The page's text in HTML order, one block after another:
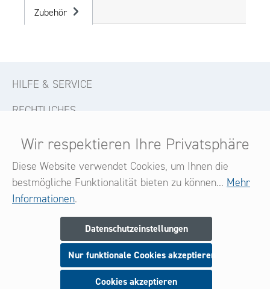
Zubehör
HILFE & SERVICE
RECHTLICHES
KONTAKT
FOLGE UNS
Melden Sie sich jetzt zu unserem Newsletter an
und seien Sie stets über neue Produkte und Angebote
informiert.
Wir respektieren Ihre Privatsphäre
Diese Website verwendet Cookies, um Ihnen die
bestmögliche Funktionalität bieten zu können... Mehr
Informationen.
Datenschutzeinstellungen
Nur funktionale Cookies akzeptieren
Cookies akzeptieren